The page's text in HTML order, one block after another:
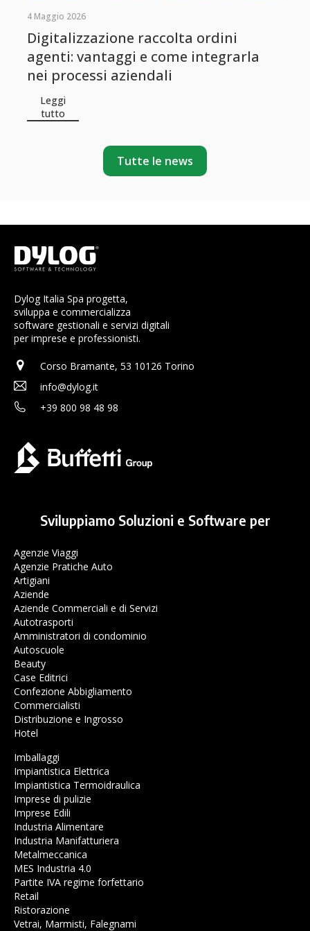
4 Maggio 2026
Digitalizzazione raccolta ordini
agenti: vantaggi e come integrarla
nei processi aziendali
Leggi
tutto
Tutte le news
Dylog Italia Spa progetta,
sviluppa e commercializza
software gestionali e servizi digitali
per imprese e professionisti.
Corso Bramante, 53 10126 Torino
info@dylog.it
+39 800 98 48 98
Sviluppiamo Soluzioni e Software per
Agenzie Viaggi
Agenzie Pratiche Auto
Artigiani
Aziende
Aziende Commerciali e di Servizi
Autotrasporti
Amministratori di condominio
Autoscuole
Beauty
Case Editrici
Confezione Abbigliamento
Commercialisti
Distribuzione e Ingrosso
Hotel
Imballaggi
Impiantistica Elettrica
Impiantistica Termoidraulica
Imprese di pulizie
Imprese Edili
Industria Alimentare
Industria Manifatturiera
Metalmeccanica
MES Industria 4.0
Partite IVA regime forfettario
Retail
Ristorazione
Vetrai, Marmisti, Falegnami